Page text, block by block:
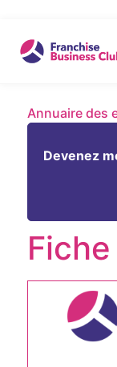
Annuaire des
Devenez